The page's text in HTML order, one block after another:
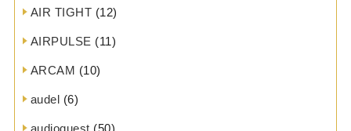
AIR TIGHT (12)
AIRPULSE (11)
ARCAM (10)
audel (6)
audioquest (50)